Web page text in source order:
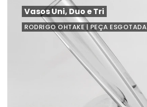
Vasos Uni, Duo e Tri
RODRIGO OHTAKE | PEÇA ESGOTADA